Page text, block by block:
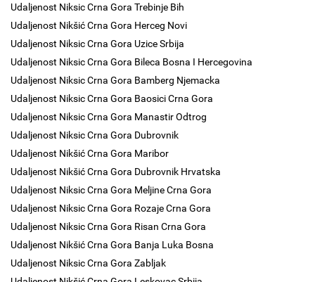
Udaljenost Niksic Crna Gora Trebinje Bih
Udaljenost Nikšić Crna Gora Herceg Novi
Udaljenost Niksic Crna Gora Uzice Srbija
Udaljenost Niksic Crna Gora Bileca Bosna I Hercegovina
Udaljenost Niksic Crna Gora Bamberg Njemacka
Udaljenost Niksic Crna Gora Baosici Crna Gora
Udaljenost Niksic Crna Gora Manastir Odtrog
Udaljenost Niksic Crna Gora Dubrovnik
Udaljenost Nikšić Crna Gora Maribor
Udaljenost Nikšić Crna Gora Dubrovnik Hrvatska
Udaljenost Niksic Crna Gora Meljine Crna Gora
Udaljenost Niksic Crna Gora Rozaje Crna Gora
Udaljenost Niksic Crna Gora Risan Crna Gora
Udaljenost Nikšić Crna Gora Banja Luka Bosna
Udaljenost Niksic Crna Gora Zabljak